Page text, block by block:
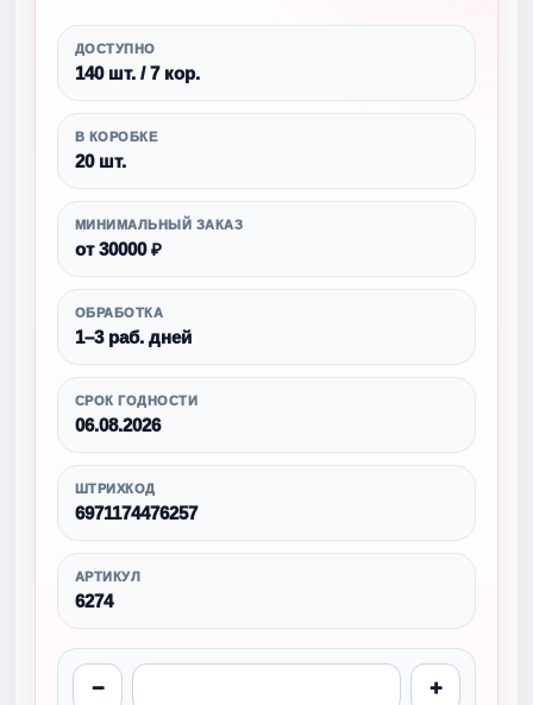
ДОСТУПНО
140 шт. / 7 кор.
В КОРОБКЕ
20 шт.
МИНИМАЛЬНЫЙ ЗАКАЗ
от 30000 ₽
ОБРАБОТКА
1–3 раб. дней
СРОК ГОДНОСТИ
06.08.2026
ШТРИХКОД
6971174476257
АРТИКУЛ
6274
− +